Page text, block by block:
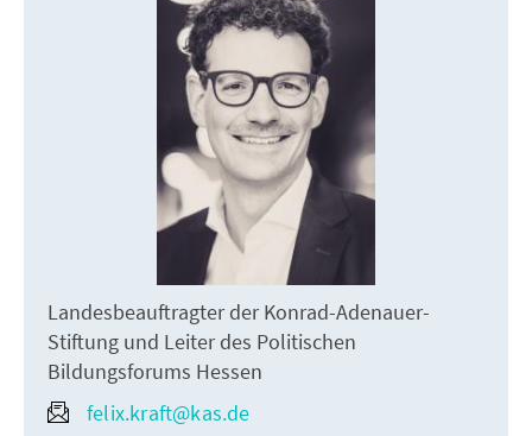
Landesbeauftragter der Konrad-Adenauer-
Stiftung und Leiter des Politischen
Bildungsforums Hessen
felix.kraft@kas.de